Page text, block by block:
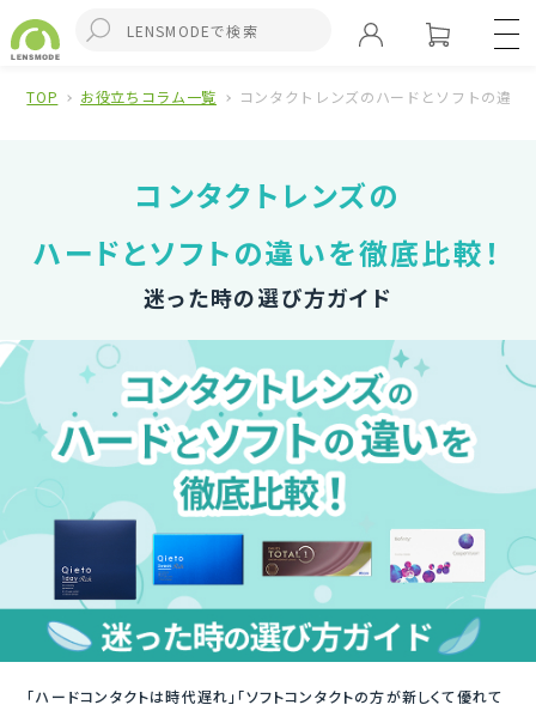
TOP お役立ちコラム一覧 コンタクトレンズのハードとソフトの違
コンタクトレンズの
ハードとソフトの違いを徹底比較！
迷った時の選び方ガイド
「ハードコンタクトは時代遅れ」「ソフトコンタクトの方が新しくて優れて